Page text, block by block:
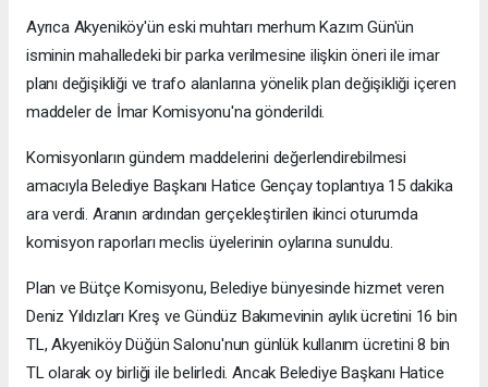
Ayrıca Akyeniköy'ün eski muhtarı merhum Kazım Gün'ün
isminin mahalledeki bir parka verilmesine ilişkin öneri ile imar
planı değişikliği ve trafo alanlarına yönelik plan değişikliği içeren
maddeler de İmar Komisyonu'na gönderildi.
Komisyonların gündem maddelerini değerlendirebilmesi
amacıyla Belediye Başkanı Hatice Gençay toplantıya 15 dakika
ara verdi. Aranın ardından gerçekleştirilen ikinci oturumda
komisyon raporları meclis üyelerinin oylarına sunuldu.
Plan ve Bütçe Komisyonu, Belediye bünyesinde hizmet veren
Deniz Yıldızları Kreş ve Gündüz Bakımevinin aylık ücretini 16 bin
TL, Akyeniköy Düğün Salonu'nun günlük kullanım ücretini 8 bin
TL olarak oy birliği ile belirledi. Ancak Belediye Başkanı Hatice